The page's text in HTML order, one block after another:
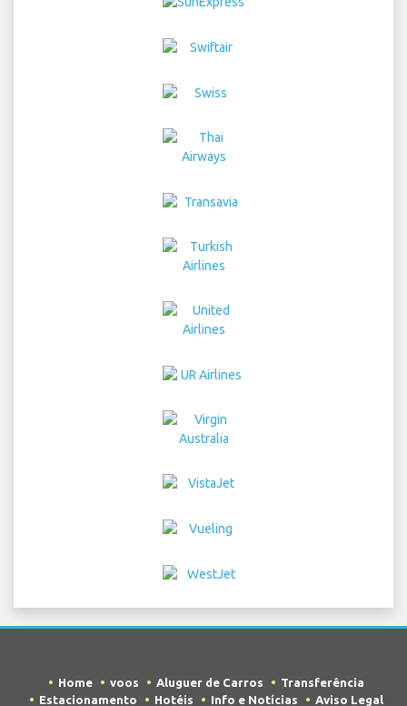
Home voos Aluguer de Carros
Transferência
Estacionamento
Hotéis Info e Notícias Aviso Legal